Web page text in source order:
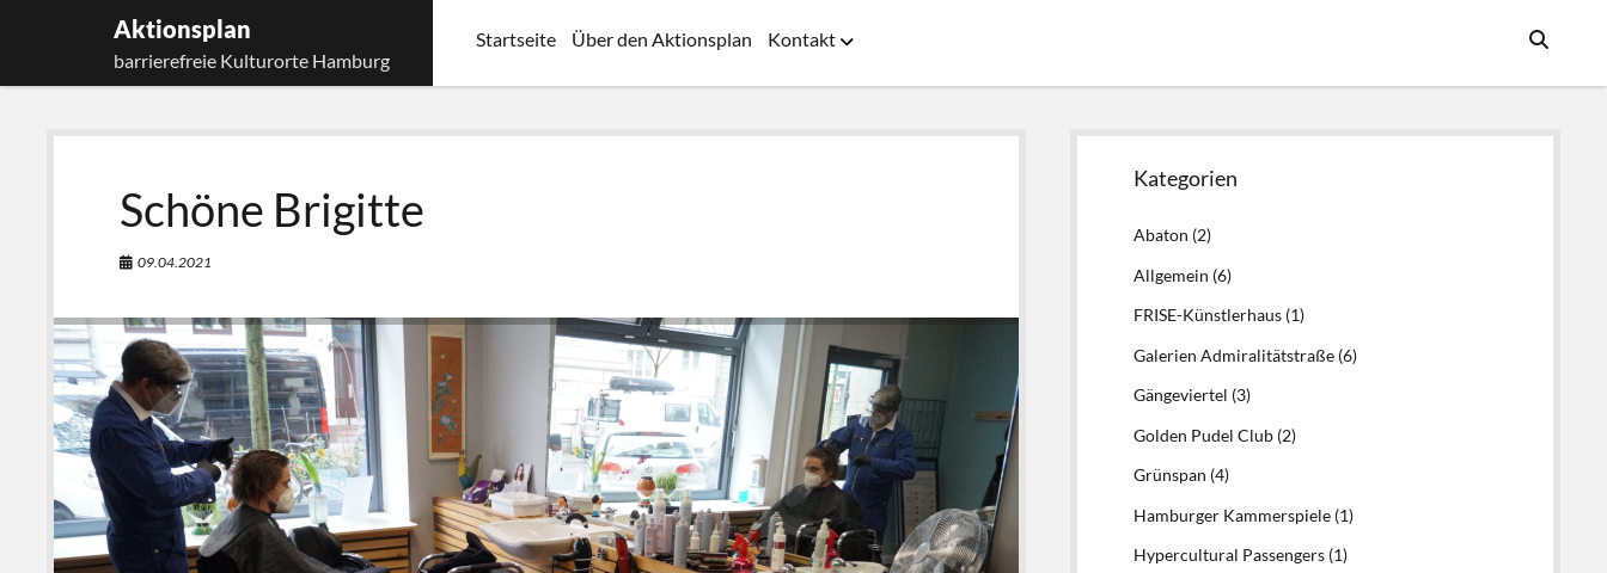
Aktionsplan
barrierefreie Kulturorte Hamburg
Startseite Über den Aktionsplan Kontakt Menü
Schöne Brigitte
09.04.2021
Seitenleiste
Kategorien
Abaton (2)
Allgemein (6)
FRISE-Künstlerhaus (1)
Galerien Admiralitätstraße (6)
Gängeviertel (3)
Golden Pudel Club (2)
Grünspan (4)
Hamburger Kammerspiele (1)
Hypercultural Passengers (1)